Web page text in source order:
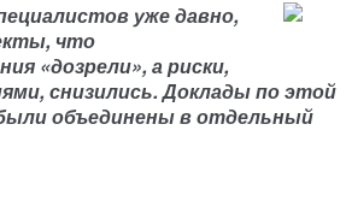
уже давно,
что
«дозрели», а риски,
снизились.Доклады по этой
объединены в отдельный